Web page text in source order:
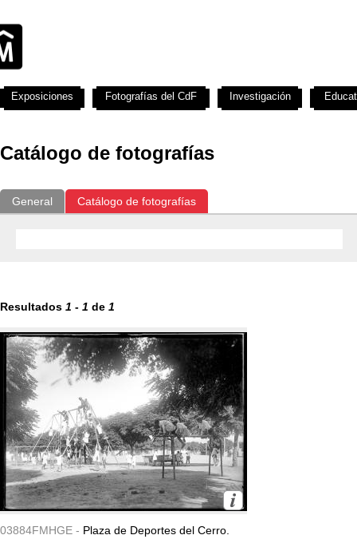
Catálogo de fotografías
General Catálogo de fotografías
Resultados 1 - 1 de 1
03884FMHGE - Plaza de Deportes del Cerro.
Exposiciones Fotografías del CdF Investigación